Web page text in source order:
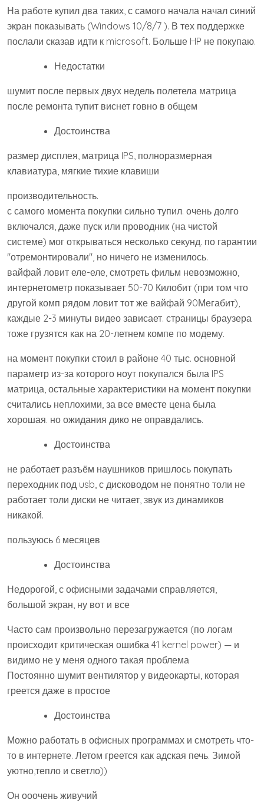
На работе купил два таких, с самого начала начал синий
экран показывать (Windows 10/8/7 ). В тех поддержке
послали сказав идти к microsoft. Больше HP не покупаю.
Недостатки
шумит после первых двух недель полетела матрица
после ремонта тупит виснет говно в общем
Достоинства
размер дисплея, матрица IPS, полноразмерная
клавиатура, мягкие тихие клавиши
производительность.
с самого момента покупки сильно тупил. очень долго
включался, даже пуск или проводник (на чистой
системе) мог открываться несколько секунд. по гарантии
"отремонтировали", но ничего не изменилось.
вайфай ловит еле-еле, смотреть фильм невозможно,
интернетометр показывает 50-70 Килобит (при том что
другой комп рядом ловит тот же вайфай 90Мегабит),
каждые 2-3 минуты видео зависает. страницы браузера
тоже грузятся как на 20-летнем компе по модему.
на момент покупки стоил в районе 40 тыс. основной
параметр из-за которого ноут покупался была IPS
матрица, остальные характеристики на момент покупки
считались неплохими, за все вместе цена была
хорошая. но ожидания дико не оправдались.
Достоинства
не работает разъём наушников пришлось покупать
переходник под usb, с дисководом не понятно толи не
работает толи диски не читает, звук из динамиков
никакой.
пользуюсь 6 месяцев
Достоинства
Недорогой, с офисными задачами справляется,
большой экран, ну вот и все
Часто сам произвольно перезагружается (по логам
происходит критическая ошибка 41 kernel power) — и
видимо не у меня одного такая проблема
Постоянно шумит вентилятор у видеокарты, которая
греется даже в простое
Достоинства
Можно работать в офисных программах и смотреть что-
то в интернете. Летом греется как адская печь. Зимой
уютно,тепло и светло))
Он ооочень живучий